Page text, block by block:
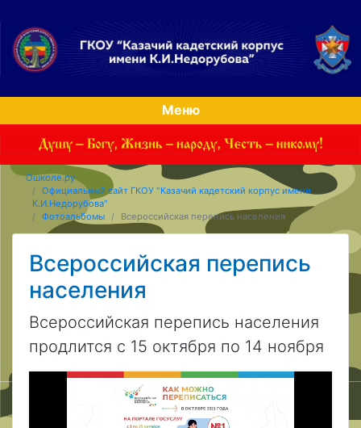
Меню
Ошколе.ру
Официальный сайт ГКОУ "Казачий кадетский корпус имени
К.И.Недорубова"
Фотоальбомы
Всероссийская перепись населения
Всероссийская перепись
населения
Всероссийская перепись населения
продлится с 15 октября по 14 ноября